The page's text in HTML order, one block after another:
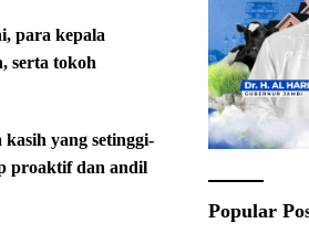
para kepala
serta tokoh
yang setinggi-
proaktif dan andil
Popular